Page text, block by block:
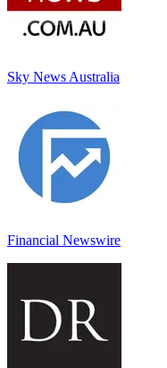
Sky News Australia
Financial Newswire